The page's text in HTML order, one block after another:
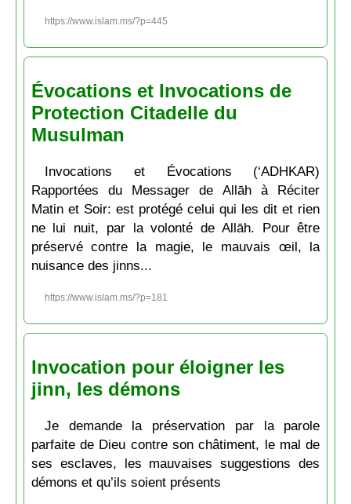
https://www.islam.ms/?p=445
Évocations et Invocations de
Protection Citadelle du
Musulman
Invocations et Évocations (‘ADHKAR)
Rapportées du Messager de Allāh à Réciter
Matin et Soir: est protégé celui qui les dit et rien
ne lui nuit, par la volonté de Allāh. Pour être
préservé contre la magie, le mauvais œil, la
nuisance des jinns...
https://www.islam.ms/?p=181
Invocation pour éloigner les
jinn, les démons
Je demande la préservation par la parole
parfaite de Dieu contre son châtiment, le mal de
ses esclaves, les mauvaises suggestions des
démons et qu’ils soient présents